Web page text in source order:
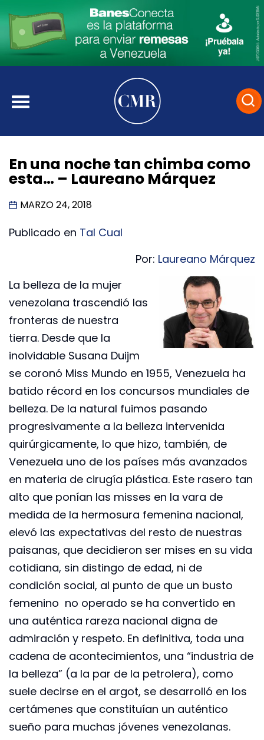
En una noche tan chimba como
esta… – Laureano Márquez
MARZO 24, 2018
Publicado en Tal Cual
Por: Laureano Márquez
La belleza de la mujer
venezolana trascendió las
fronteras de nuestra
tierra. Desde que la
inolvidable Susana Duijm
se coronó Miss Mundo en 1955, Venezuela ha
batido récord en los concursos mundiales de
belleza. De la natural fuimos pasando
progresivamente a la belleza intervenida
quirúrgicamente, lo que hizo, también, de
Venezuela uno de los países más avanzados
en materia de cirugía plástica. Este rasero tan
alto que ponían las misses en la vara de
medida de la hermosura femenina nacional,
elevó las expectativas del resto de nuestras
paisanas, que decidieron ser mises en su vida
cotidiana, sin distingo de edad, ni de
condición social, al punto de que un busto
femenino no operado se ha convertido en
una auténtica rareza nacional digna de
admiración y respeto. En definitiva, toda una
cadena de acontecimientos, una “industria de
la belleza” (a la par de la petrolera), como
suele decirse en el argot, se desarrolló en los
certámenes que constituían un auténtico
sueño para muchas jóvenes venezolanas.